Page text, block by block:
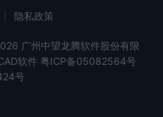
广州中望龙腾软件股份有限
软件 粤ICP备05082564号
号
隐私政策